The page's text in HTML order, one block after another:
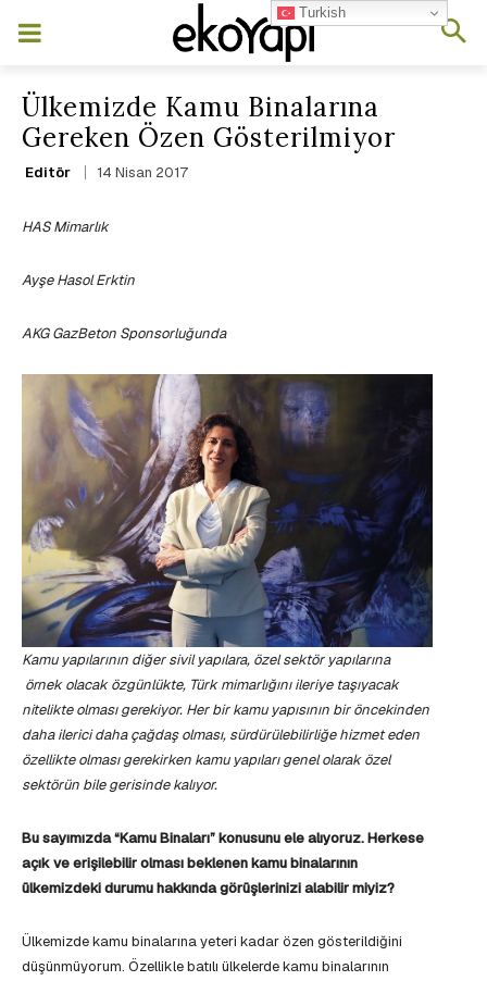
Ülkemizde Kamu Binalarına
Gereken Özen Gösterilmiyor
Editör 14 Nisan 2017
HAS Mimarlık
Ayşe Hasol Erktin
AKG GazBeton Sponsorluğunda
Kamu yapılarının diğer sivil yapılara, özel sektör yapılarına
örnek olacak özgünlükte, Türk mimarlığını ileriye taşıyacak
nitelikte olması gerekiyor. Her bir kamu yapısının bir öncekinden
daha ilerici daha çağdaş olması, sürdürülebilirliğe hizmet eden
özellikte olması gerekirken kamu yapıları genel olarak özel
sektörün bile gerisinde kalıyor.
Bu sayımızda “Kamu Binaları” konusunu ele alıyoruz. Herkese
açık ve erişilebilir olması beklenen kamu binalarının
ülkemizdeki durumu hakkında görüşlerinizi alabilir miyiz?
Ülkemizde kamu binalarına yeteri kadar özen gösterildiğini
düşünmüyorum. Özellikle batılı ülkelerde kamu binalarının
Turkish